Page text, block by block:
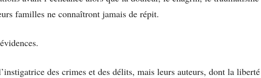
familles ne connaîtront jamais de répit.
des crimes et des délits, mais leurs auteurs, dont la liberté